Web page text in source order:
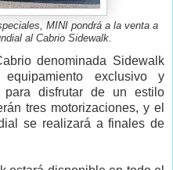
MINI pondrá a la venta a
al Cabrio Sidewalk.
denominada Sidewalk
exclusivo y
para disfrutar de un estilo
tres motorizaciones, y el
se realizará a finales de